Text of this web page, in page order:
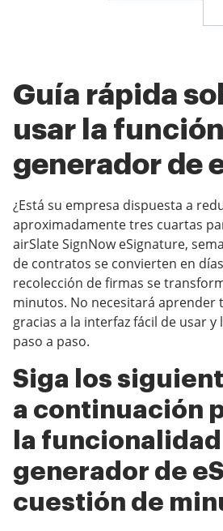
Guía rápida
usar la
generador de
¿Está su empresa dispuesta a
aproximadamente tres cuartas
airSlate SignNow eSignature,
de contratos se convierten en
recolección de firmas se
minutos. No necesitará aprender
gracias a la interfaz fácil de usar
paso a paso.
Siga los
a continuación
la funcionalidad
generador de
cuestión de